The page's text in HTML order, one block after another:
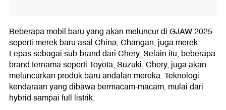
Beberapa mobil baru yang akan meluncur di GJAW 2025
seperti merek baru asal China, Changan, juga merek
Lepas sebagai sub-brand dari Chery. Selain itu, beberapa
brand ternama seperti Toyota, Suzuki, Chery, juga akan
meluncurkan produk baru andalan mereka. Teknologi
kendaraan yang dibawa bermacam-macam, mulai dari
hybrid sampai full listrik.